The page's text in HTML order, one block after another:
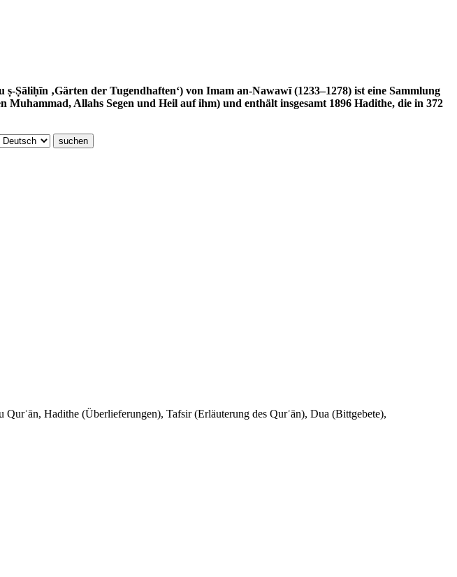
Muhammad, Allahs Segen und Heil auf ihm) und enthält insgesamt 1896 Hadithe, die in 372
Hadithe (Überlieferungen), Tafsir (Erläuterung des Qurʾān), Dua (Bittgebete),